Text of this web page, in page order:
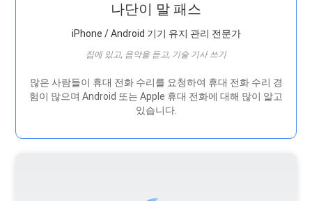
나단이 말 패스
iPhone / Android 기기 유지 관리 전문가
집에 있고, 음악을 듣고, 기술 기사 쓰기
많은 사람들이 휴대 전화 수리를 요청하여 휴대 전화 수리 경
험이 많으며 Android 또는 Apple 휴대 전화에 대해 많이 알고
있습니다.